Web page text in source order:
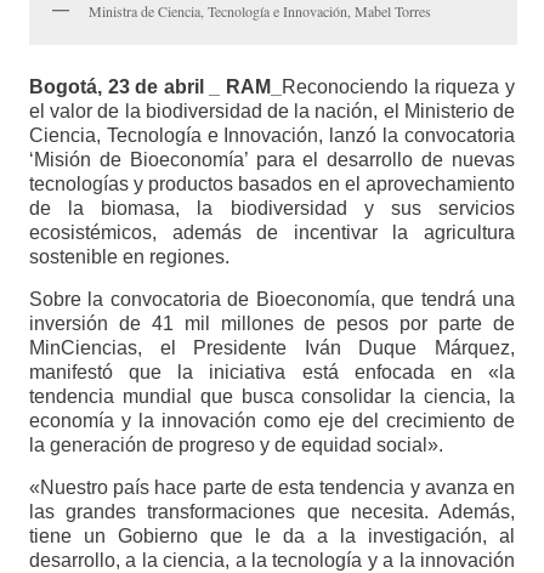
Ministra de Ciencia, Tecnología e Innovación, Mabel Torres
Bogotá, 23 de abril _ RAM_
Reconociendo la riqueza y
el valor de la biodiversidad de la nación, el Ministerio de
Ciencia, Tecnología e Innovación, lanzó la convocatoria
‘Misión de Bioeconomía’ para el desarrollo de nuevas
tecnologías y productos basados en el aprovechamiento
de la biomasa, la biodiversidad y sus servicios
ecosistémicos, además de incentivar la agricultura
sostenible en regiones.
Sobre la convocatoria de Bioeconomía, que tendrá una
inversión de 41 mil millones de pesos por parte de
MinCiencias, el Presidente Iván Duque Márquez,
manifestó que la iniciativa está enfocada en «la
tendencia mundial que busca consolidar la ciencia, la
economía y la innovación como eje del crecimiento de
la generación de progreso y de equidad social».
«Nuestro país hace parte de esta tendencia y avanza en
las grandes transformaciones que necesita. Además,
tiene un Gobierno que le da a la investigación, al
desarrollo, a la ciencia, a la tecnología y a la innovación